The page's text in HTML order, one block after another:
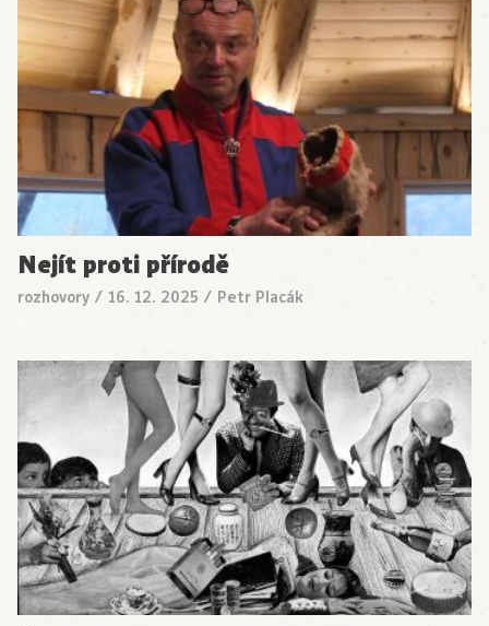
Nejít proti přírodě
rozhovory / 16. 12. 2025 / Petr Placák